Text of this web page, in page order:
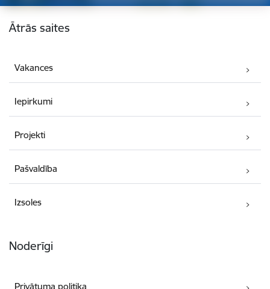
Kājene
Ātrās saites
Vakances
Iepirkumi
Projekti
Pašvaldība
Izsoles
Noderīgi
Privātuma politika